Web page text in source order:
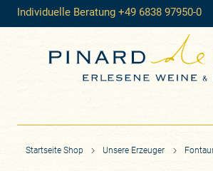
Individuelle Beratung +49 6838 97950-0
Startseite Shop Unsere Erzeuger